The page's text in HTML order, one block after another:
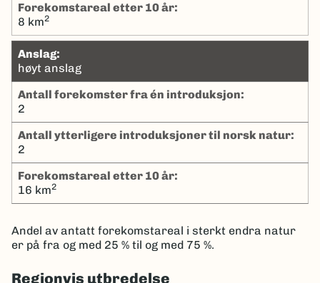
Forekomstareal etter 10 år:
8 km2
Anslag:
høyt anslag
Antall forekomster fra én introduksjon:
2
Antall ytterligere introduksjoner til norsk natur:
2
Forekomstareal etter 10 år:
16 km2
Andel av antatt forekomstareal i sterkt endra natur
er på fra og med 25 % til og med 75 %.
Regionvis utbredelse